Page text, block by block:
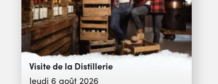
Visite de la Distillerie
Jeudi 6 août 2026